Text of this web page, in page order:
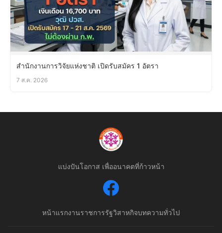
สำนักงานการวิจัยแห่งชาติ เปิดรับสมัคร 1 อัตรา
7 ส.ค. 2026
แบ่งปันโอกาส เพื่ออนาคตที่ก้าวหน้า
หน้าแรกงานราชการรัฐวิสาหกิจบทความทั่วไป